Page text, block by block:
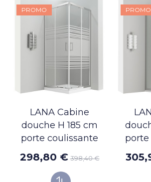
PROMO
LANA Cabine
douche H 185 cm
porte coulissante
298,80 € 398,40 €
PROMO
porte